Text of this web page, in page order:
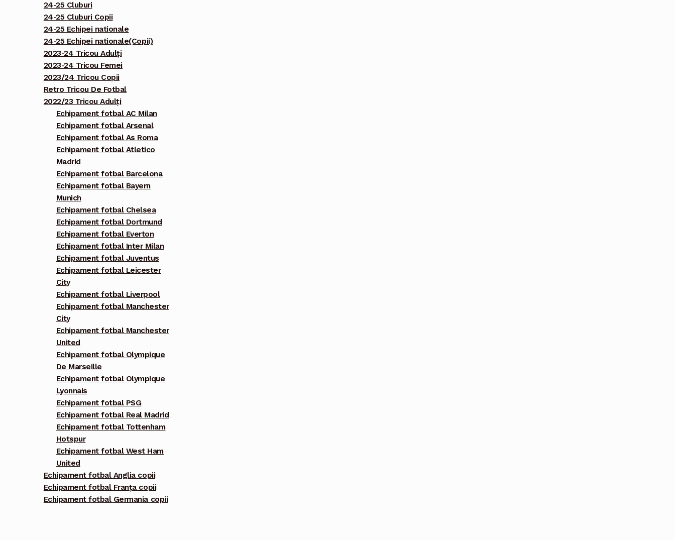
24-25 Cluburi
24-25 Cluburi Copii
24-25 Echipei nationale
24-25 Echipei nationale(Copii)
2023-24 Tricou Adulți
2023-24 Tricou Femei
2023/24 Tricou Copii
Retro Tricou De Fotbal
2022/23 Tricou Adulți
Echipament fotbal AC Milan
Echipament fotbal Arsenal
Echipament fotbal As Roma
Echipament fotbal Atletico
Madrid
Echipament fotbal Barcelona
Echipament fotbal Bayern
Munich
Echipament fotbal Chelsea
Echipament fotbal Dortmund
Echipament fotbal Everton
Echipament fotbal Inter Milan
Echipament fotbal Juventus
Echipament fotbal Leicester
City
Echipament fotbal Liverpool
Echipament fotbal Manchester
City
Echipament fotbal Manchester
United
Echipament fotbal Olympique
De Marseille
Echipament fotbal Olympique
Lyonnais
Echipament fotbal PSG
Echipament fotbal Real Madrid
Echipament fotbal Tottenham
Hotspur
Echipament fotbal West Ham
United
Echipament fotbal Anglia copii
Echipament fotbal Franța copii
Echipament fotbal Germania copii